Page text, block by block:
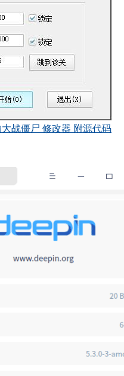
大战僵尸 修改器 附源代码